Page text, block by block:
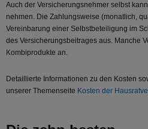
Auch der Versicherungsnehmer selbst
nehmen. Die Zahlungsweise (monatlich,
Vereinbarung einer Selbstbeteiligung im
des Versicherungsbeitrages aus. Manche
Kombiprodukte an.
Detaillierte Informationen zu den Kosten
unserer Themenseite Kosten der